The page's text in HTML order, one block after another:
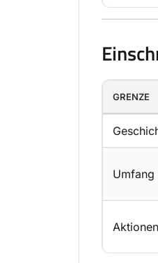
GRENZE
Umfang
Aktionen